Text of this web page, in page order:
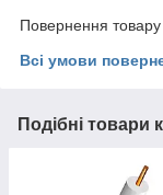
Повернення
Всі умови
Подібні товари